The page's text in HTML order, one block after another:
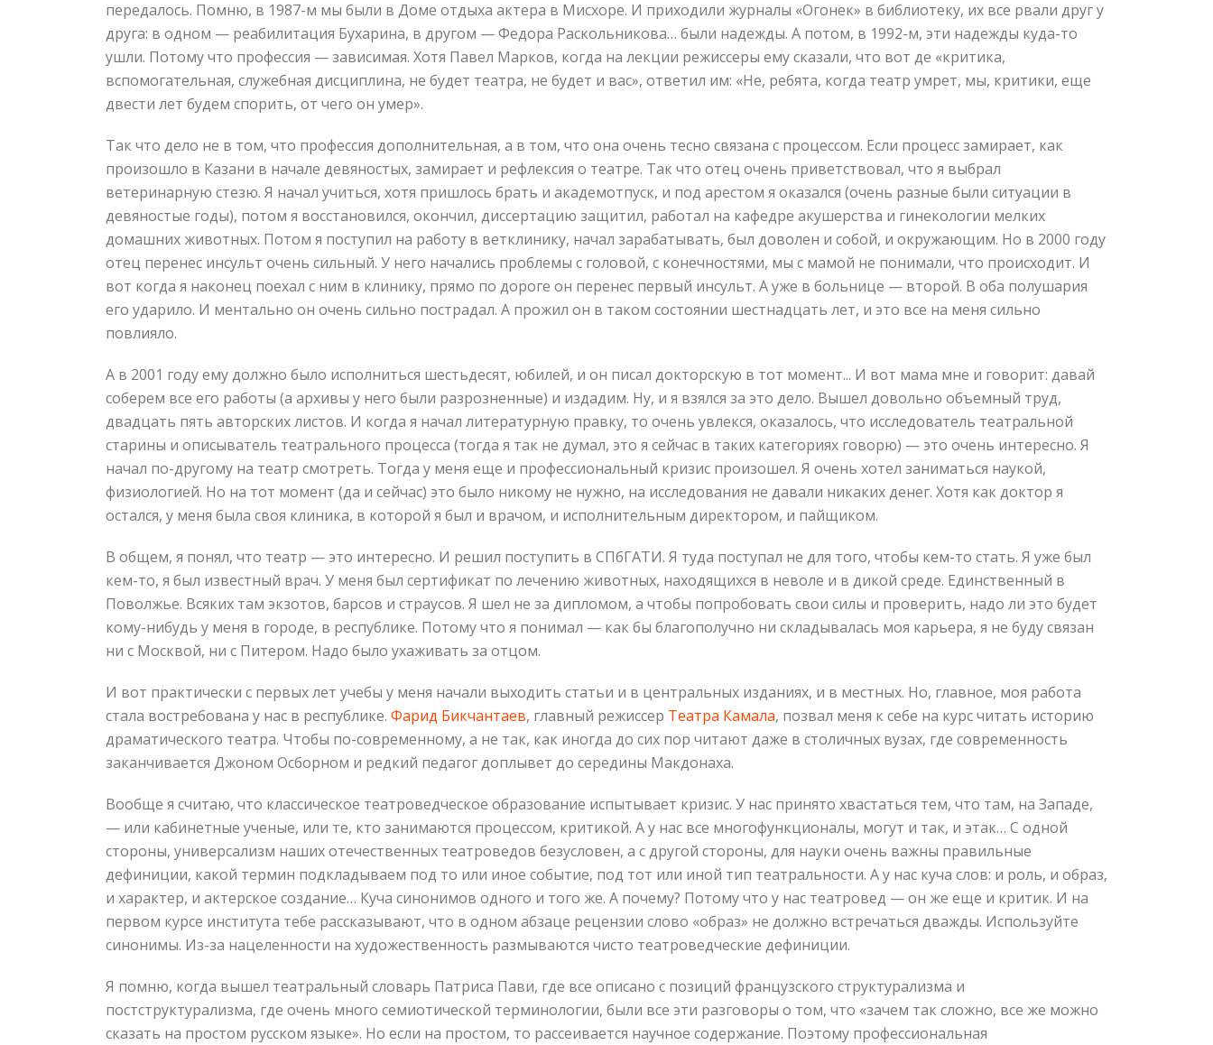
передалось. Помню, в 1987-м мы были в Доме отдыха актера в Мисхоре. И приходили журналы «Огонек» в библиотеку, их все рвали друг у
друга: в одном — реабилитация Бухарина, в другом — Федора Раскольникова… были надежды. А потом, в 1992-м, эти надежды куда-то
ушли. Потому что профессия — зависимая. Хотя Павел Марков, когда на лекции режиссеры ему сказали, что вот де «критика,
вспомогательная, служебная дисциплина, не будет театра, не будет и вас», ответил им: «Не, ребята, когда театр умрет, мы, критики, еще
двести лет будем спорить, от чего он умер».
Так что дело не в том, что профессия дополнительная, а в том, что она очень тесно связана с процессом. Если процесс замирает, как
произошло в Казани в начале девяностых, замирает и рефлексия о театре. Так что отец очень приветствовал, что я выбрал
ветеринарную стезю. Я начал учиться, хотя пришлось брать и академотпуск, и под арестом я оказался (очень разные были ситуации в
девяностые годы), потом я восстановился, окончил, диссертацию защитил, работал на кафедре акушерства и гинекологии мелких
домашних животных. Потом я поступил на работу в ветклинику, начал зарабатывать, был доволен и собой, и окружающим. Но в 2000 году
отец перенес инсульт очень сильный. У него начались проблемы с головой, с конечностями, мы с мамой не понимали, что происходит. И
вот когда я наконец поехал с ним в клинику, прямо по дороге он перенес первый инсульт. А уже в больнице — второй. В оба полушария
его ударило. И ментально он очень сильно пострадал. А прожил он в таком состоянии шестнадцать лет, и это все на меня сильно
повлияло.
А в 2001 году ему должно было исполниться шестьдесят, юбилей, и он писал докторскую в тот момент... И вот мама мне и говорит: давай
соберем все его работы (а архивы у него были разрозненные) и издадим. Ну, и я взялся за это дело. Вышел довольно объемный труд,
двадцать пять авторских листов. И когда я начал литературную правку, то очень увлекся, оказалось, что исследователь театральной
старины и описыватель театрального процесса (тогда я так не думал, это я сейчас в таких категориях говорю) — это очень интересно. Я
начал по-другому на театр смотреть. Тогда у меня еще и профессиональный кризис произошел. Я очень хотел заниматься наукой,
физиологией. Но на тот момент (да и сейчас) это было никому не нужно, на исследования не давали никаких денег. Хотя как доктор я
остался, у меня была своя клиника, в которой я был и врачом, и исполнительным директором, и пайщиком.
В общем, я понял, что театр — это интересно. И решил поступить в СПбГАТИ. Я туда поступал не для того, чтобы кем-то стать. Я уже был
кем-то, я был известный врач. У меня был сертификат по лечению животных, находящихся в неволе и в дикой среде. Единственный в
Поволжье. Всяких там экзотов, барсов и страусов. Я шел не за дипломом, а чтобы попробовать свои силы и проверить, надо ли это будет
кому-нибудь у меня в городе, в республике. Потому что я понимал — как бы благополучно ни складывалась моя карьера, я не буду связан
ни с Москвой, ни с Питером. Надо было ухаживать за отцом.
И вот практически с первых лет учебы у меня начали выходить статьи и в центральных изданиях, и в местных. Но, главное, моя работа
стала востребована у нас в республике. Фарид Бикчантаев, главный режиссер Театра Камала, позвал меня к себе на курс читать историю
драматического театра. Чтобы по-современному, а не так, как иногда до сих пор читают даже в столичных вузах, где современность
заканчивается Джоном Осборном и редкий педагог доплывет до середины Макдонаха.
Вообще я считаю, что классическое театроведческое образование испытывает кризис. У нас принято хвастаться тем, что там, на Западе,
— или кабинетные ученые, или те, кто занимаются процессом, критикой. А у нас все многофункционалы, могут и так, и этак… С одной
стороны, универсализм наших отечественных театроведов безусловен, а с другой стороны, для науки очень важны правильные
дефиниции, какой термин подкладываем под то или иное событие, под тот или иной тип театральности. А у нас куча слов: и роль, и образ,
и характер, и актерское создание… Куча синонимов одного и того же. А почему? Потому что у нас театровед — он же еще и критик. И на
первом курсе института тебе рассказывают, что в одном абзаце рецензии слово «образ» не должно встречаться дважды. Используйте
синонимы. Из-за нацеленности на художественность размываются чисто театроведческие дефиниции.
Я помню, когда вышел театральный словарь Патриса Пави, где все описано с позиций французского структурализма и
постструктурализма, где очень много семиотической терминологии, были все эти разговоры о том, что «зачем так сложно, все же можно
сказать на простом русском языке». Но если на простом, то рассеивается научное содержание. Поэтому профессиональная